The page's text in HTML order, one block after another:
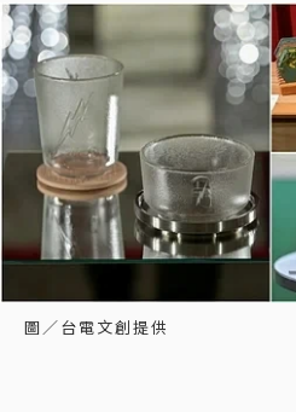
圖／台電文創提供